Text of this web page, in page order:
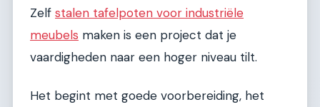
Zelf stalen tafelpoten voor industriële
meubels maken is een project dat je
vaardigheden naar een hoger niveau tilt.
Het begint met goede voorbereiding, het